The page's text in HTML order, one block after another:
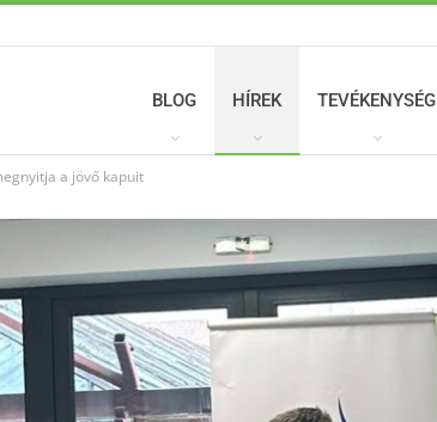
BLOG HÍREK TEVÉKENYSÉG
a jövő kapuit